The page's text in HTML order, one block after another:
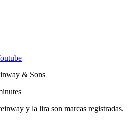
& Sons
y la lira son marcas registradas.